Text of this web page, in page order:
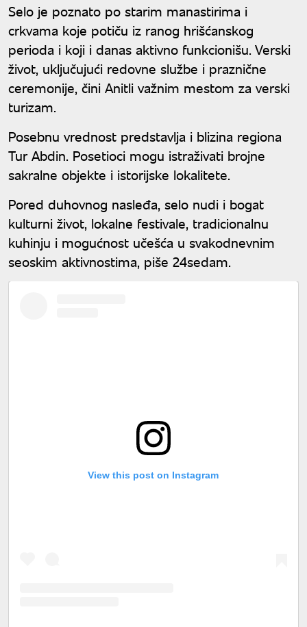
Selo je poznato po starim manastirima i
crkvama koje potiču iz ranog hrišćanskog
perioda i koji i danas aktivno funkcionišu. Verski
život, uključujući redovne službe i praznične
ceremonije, čini Anitli važnim mestom za verski
turizam.
Posebnu vrednost predstavlja i blizina regiona
Tur Abdin. Posetioci mogu istraživati brojne
sakralne objekte i istorijske lokalitete.
Pored duhovnog nasleđa, selo nudi i bogat
kulturni život, lokalne festivale, tradicionalnu
kuhinju i mogućnost učešća u svakodnevnim
seoskim aktivnostima, piše 24sedam.
View this post on Instagram